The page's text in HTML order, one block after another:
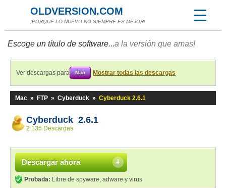
OLDVERSION.COM
¡PORQUE LO NUEVO NO SIEMPRE ES MEJOR!
Escoge un título de software...a la versión que amas!
Ver descargas para Mac Mostrar todas las descargas
Mac » FTP » Cyberduck » Cyberduck 2.6.1
Cyberduck 2.6.1
2 135 Descargas
Descargar ahora
Probada: Libre de spyware, adware y virus